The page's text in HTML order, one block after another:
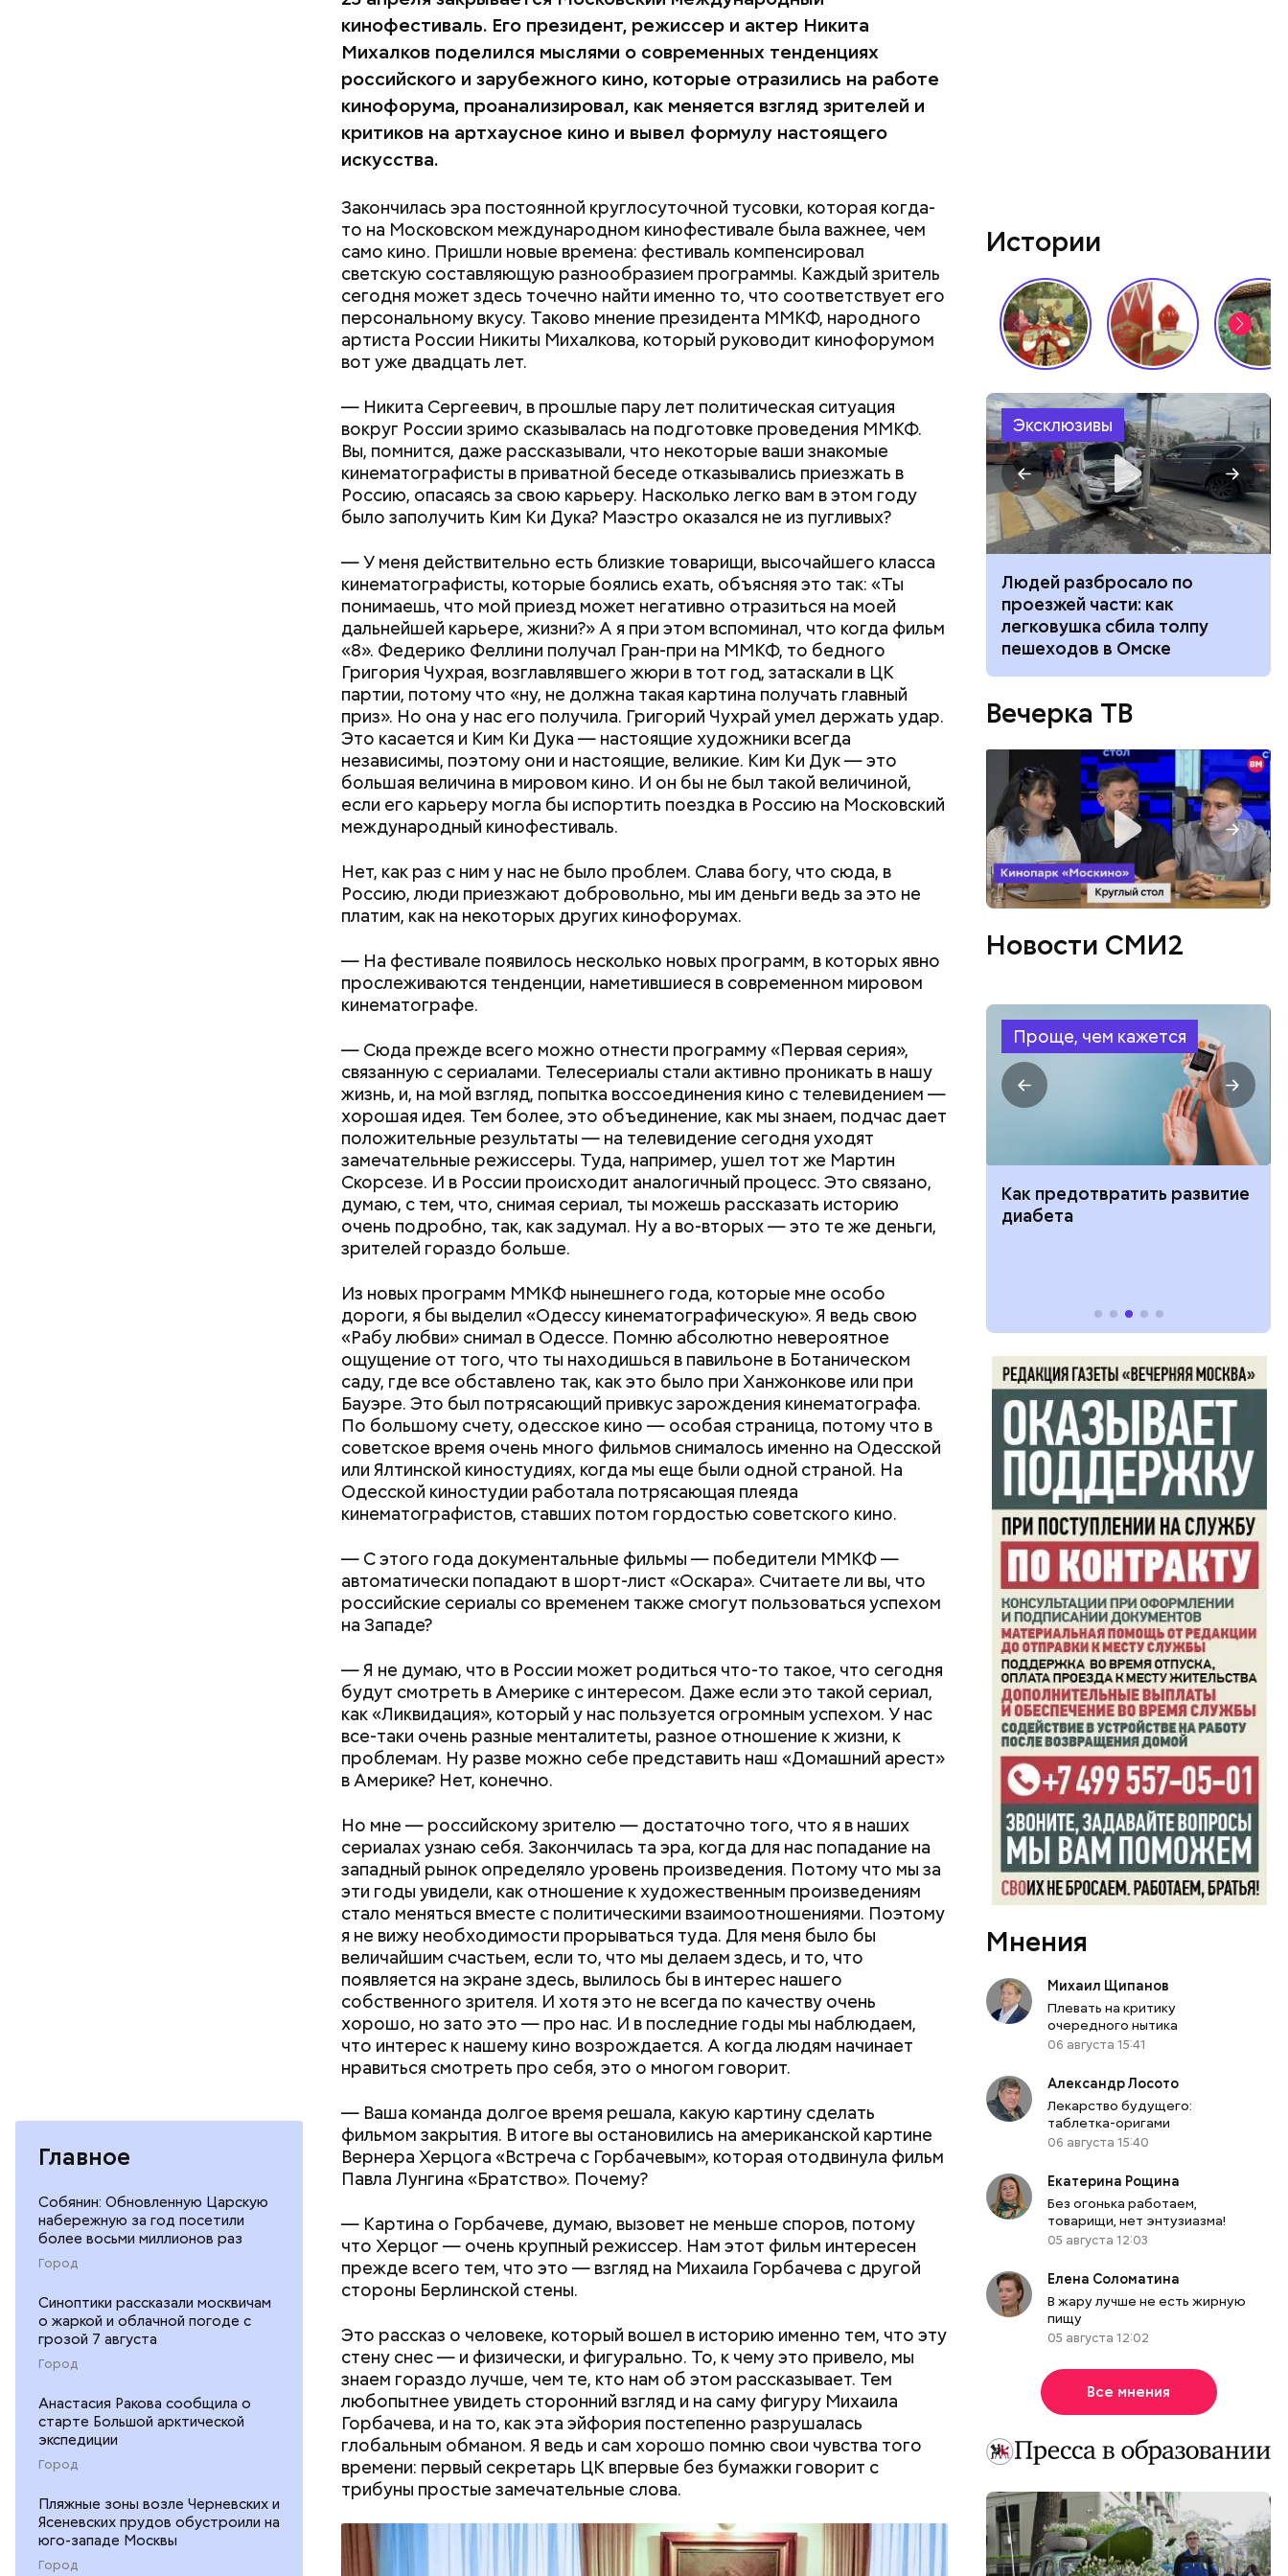
Главное
Собянин: Обновленную Царскую
набережную за год посетили
более восьми миллионов раз
Город
Синоптики рассказали москвичам
о жаркой и облачной погоде с
грозой 7 августа
Город
Анастасия Ракова сообщила о
старте Большой арктической
экспедиции
Город
Пляжные зоны возле Черневских и
Ясеневских прудов обустроили на
юго-западе Москвы
Город
кинофестиваль. Его президент, режиссер и актер Никита
Михалков поделился мыслями о современных тенденциях
российского и зарубежного кино, которые отразились на работе
кинофорума, проанализировал, как меняется взгляд зрителей и
критиков на артхаусное кино и вывел формулу настоящего
искусства.
Закончилась эра постоянной круглосуточной тусовки, которая когда-
то на Московском международном кинофестивале была важнее, чем
само кино. Пришли новые времена: фестиваль компенсировал
светскую составляющую разнообразием программы. Каждый зритель
сегодня может здесь точечно найти именно то, что соответствует его
персональному вкусу. Таково мнение президента ММКФ, народного
артиста России Никиты Михалкова, который руководит кинофорумом
вот уже двадцать лет.
— Никита Сергеевич, в прошлые пару лет политическая ситуация
вокруг России зримо сказывалась на подготовке проведения ММКФ.
Вы, помнится, даже рассказывали, что некоторые ваши знакомые
кинематографисты в приватной беседе отказывались приезжать в
Россию, опасаясь за свою карьеру. Насколько легко вам в этом году
было заполучить Ким Ки Дука? Маэстро оказался не из пугливых?
— У меня действительно есть близкие товарищи, высочайшего класса
кинематографисты, которые боялись ехать, объясняя это так: «Ты
понимаешь, что мой приезд может негативно отразиться на моей
дальнейшей карьере, жизни?» А я при этом вспоминал, что когда фильм
«8». Федерико Феллини получал Гран-при на ММКФ, то бедного
Григория Чухрая, возглавлявшего жюри в тот год, затаскали в ЦК
партии, потому что «ну, не должна такая картина получать главный
приз». Но она у нас его получила. Григорий Чухрай умел держать удар.
Это касается и Ким Ки Дука — настоящие художники всегда
независимы, поэтому они и настоящие, великие. Ким Ки Дук — это
большая величина в мировом кино. И он бы не был такой величиной,
если его карьеру могла бы испортить поездка в Россию на Московский
международный кинофестиваль.
Нет, как раз с ним у нас не было проблем. Слава богу, что сюда, в
Россию, люди приезжают добровольно, мы им деньги ведь за это не
платим, как на некоторых других кинофорумах.
— На фестивале появилось несколько новых программ, в которых явно
прослеживаются тенденции, наметившиеся в современном мировом
кинематографе.
— Сюда прежде всего можно отнести программу «Первая серия»,
связанную с сериалами. Телесериалы стали активно проникать в нашу
жизнь, и, на мой взгляд, попытка воссоединения кино с телевидением —
хорошая идея. Тем более, это объединение, как мы знаем, подчас дает
положительные результаты — на телевидение сегодня уходят
замечательные режиссеры. Туда, например, ушел тот же Мартин
Скорсезе. И в России происходит аналогичный процесс. Это связано,
думаю, с тем, что, снимая сериал, ты можешь рассказать историю
очень подробно, так, как задумал. Ну а во-вторых — это те же деньги,
зрителей гораздо больше.
Из новых программ ММКФ нынешнего года, которые мне особо
дороги, я бы выделил «Одессу кинематографическую». Я ведь свою
«Рабу любви» снимал в Одессе. Помню абсолютно невероятное
ощущение от того, что ты находишься в павильоне в Ботаническом
саду, где все обставлено так, как это было при Ханжонкове или при
Бауэре. Это был потрясающий привкус зарождения кинематографа.
По большому счету, одесское кино — особая страница, потому что в
советское время очень много фильмов снималось именно на Одесской
или Ялтинской киностудиях, когда мы еще были одной страной. На
Одесской киностудии работала потрясающая плеяда
кинематографистов, ставших потом гордостью советского кино.
— С этого года документальные фильмы — победители ММКФ —
автоматически попадают в шорт-лист «Оскара». Считаете ли вы, что
российские сериалы со временем также смогут пользоваться успехом
на Западе?
— Я не думаю, что в России может родиться что-то такое, что сегодня
будут смотреть в Америке с интересом. Даже если это такой сериал,
как «Ликвидация», который у нас пользуется огромным успехом. У нас
все-таки очень разные менталитеты, разное отношение к жизни, к
проблемам. Ну разве можно себе представить наш «Домашний арест»
в Америке? Нет, конечно.
Но мне — российскому зрителю — достаточно того, что я в наших
сериалах узнаю себя. Закончилась та эра, когда для нас попадание на
западный рынок определяло уровень произведения. Потому что мы за
эти годы увидели, как отношение к художественным произведениям
стало меняться вместе с политическими взаимоотношениями. Поэтому
я не вижу необходимости прорываться туда. Для меня было бы
величайшим счастьем, если то, что мы делаем здесь, и то, что
появляется на экране здесь, вылилось бы в интерес нашего
собственного зрителя. И хотя это не всегда по качеству очень
хорошо, но зато это — про нас. И в последние годы мы наблюдаем,
что интерес к нашему кино возрождается. А когда людям начинает
нравиться смотреть про себя, это о многом говорит.
— Ваша команда долгое время решала, какую картину сделать
фильмом закрытия. В итоге вы остановились на американской картине
Вернера Херцога «Встреча с Горбачевым», которая отодвинула фильм
Павла Лунгина «Братство». Почему?
— Картина о Горбачеве, думаю, вызовет не меньше споров, потому
что Херцог — очень крупный режиссер. Нам этот фильм интересен
прежде всего тем, что это — взгляд на Михаила Горбачева с другой
стороны Берлинской стены.
Это рассказ о человеке, который вошел в историю именно тем, что эту
стену снес — и физически, и фигурально. То, к чему это привело, мы
знаем гораздо лучше, чем те, кто нам об этом рассказывает. Тем
любопытнее увидеть сторонний взгляд и на саму фигуру Михаила
Горбачева, и на то, как эта эйфория постепенно разрушалась
глобальным обманом. Я ведь и сам хорошо помню свои чувства того
времени: первый секретарь ЦК впервые без бумажки говорит с
трибуны простые замечательные слова.
Истории
Эксклюзивы
«Снизить градус опасности»:
когда в Москве начнется
гроза и закончится жара
Польза от сорняка: какие
витамины содержатся в
крапиве и можно ли ее есть
Вода за 10 тысяч: поможет ли
японский напиток сбросить
лишний вес
Людей разбросало по
проезжей части: как
легковушка сбила толпу
пешеходов в Омске
Вечерка ТВ
Новости СМИ2
Проще, чем кажется
Как поменять батареи дома и
Как получить до 100 тысяч
рублей от государства при
трудной ситуации: кто может
претендовать и какие нужны
документы
Как узнать, снесут ли дом по
реновации в Москве: где
искать информацию и сроки
Как предотвратить развитие
диабета
Мнения
Михаил Щипанов
Плевать на критику
очередного нытика
06 августа 15:41
Александр Лосото
Лекарство будущего:
таблетка-оригами
06 августа 15:40
Екатерина Рощина
Без огонька работаем,
товарищи, нет энтузиазма!
05 августа 12:03
Елена Соломатина
В жару лучше не есть жирную
пищу
05 августа 12:02
Все мнения